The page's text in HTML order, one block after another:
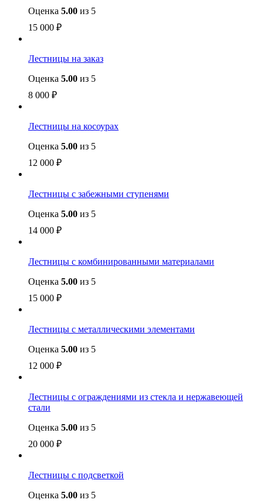
Оценка 5.00 из 5
15 000 ₽
Лестницы на заказ
Оценка 5.00 из 5
8 000 ₽
Лестницы на косоурах
Оценка 5.00 из 5
12 000 ₽
Лестницы с забежными ступенями
Оценка 5.00 из 5
14 000 ₽
Лестницы с комбинированными материалами
Оценка 5.00 из 5
15 000 ₽
Лестницы с металлическими элементами
Оценка 5.00 из 5
12 000 ₽
Лестницы с ограждениями из стекла и нержавеющей
стали
Оценка 5.00 из 5
20 000 ₽
Лестницы с подсветкой
Оценка 5.00 из 5